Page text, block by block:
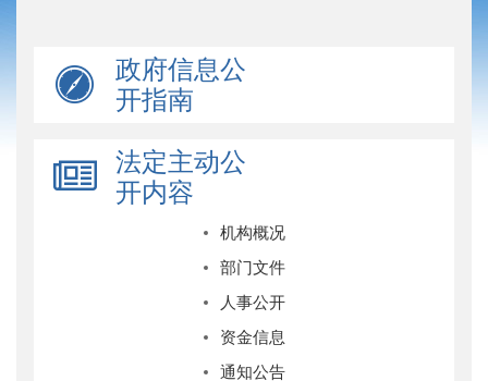
政府信息公
开指南
法定主动公
开内容
机构概况
部门文件
人事公开
资金信息
通知公告